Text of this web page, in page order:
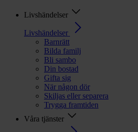
Livshändelser
Livshändelser
Barnrätt
Bilda familj
Bli sambo
Din bostad
Gifta sig
När någon dör
Skiljas eller separera
Trygga framtiden
Våra tjänster